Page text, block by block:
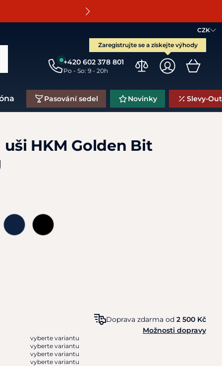
CZK
Zaregistrujte se a získejte výhody
+420 602 378 801
Po - So: 9 - 20h
Pasování sedel Novinky Slevy-
HKM Golden Bit
vyberte variantu
vyberte variantu
vyberte variantu
vyberte variantu
Doprava zdarma od 2 500 Kč
Možnosti dopravy